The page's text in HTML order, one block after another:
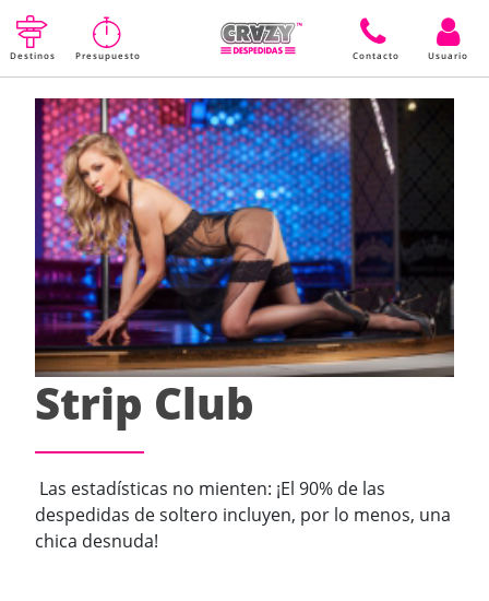
Destinos Presupuesto Contacto Usuario
Strip Club
Las estadísticas no mienten: ¡El 90% de las
despedidas de soltero incluyen, por lo menos, una
chica desnuda!